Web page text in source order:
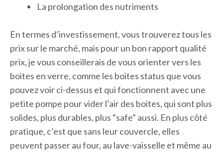
La prolongation des nutriments
En termes d’investissement, vous trouverez tous les
prix sur le marché, mais pour un bon rapport qualité
prix, je vous conseillerais de vous orienter vers les
boites en verre, comme les boites status que vous
pouvez voir ci-dessus et qui fonctionnent avec une
petite pompe pour vider l’air des boites, qui sont plus
solides, plus durables, plus “safe” aussi. En plus côté
pratique, c’est que sans leur couvercle, elles
peuvent passer au four, au lave-vaisselle et même au